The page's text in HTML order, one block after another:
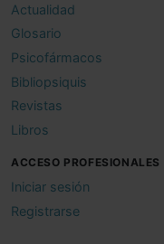
Actualidad
Glosario
Psicofármacos
Bibliopsiquis
Revistas
Libros
ACCESO PROFESIONALES
Iniciar sesión
Registrarse